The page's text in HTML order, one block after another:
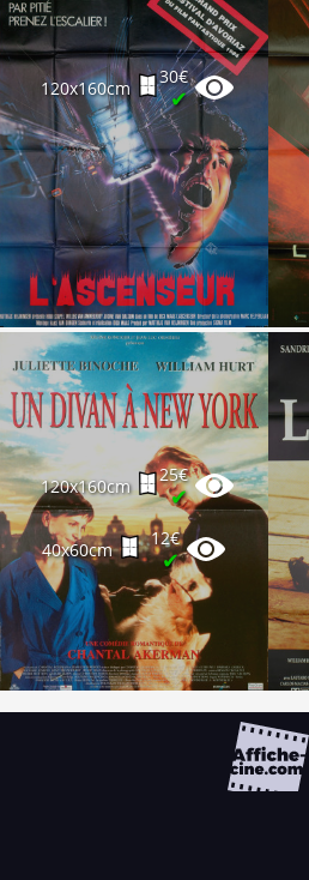
120x160cm
30€
✔
120x160cm
25€
✔
40x60cm
12€
✔